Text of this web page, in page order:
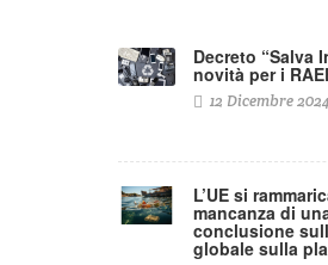
Decreto “Salva
novità per i
12 Dicembre
L’UE si
mancanza di
conclusione
globale sulla